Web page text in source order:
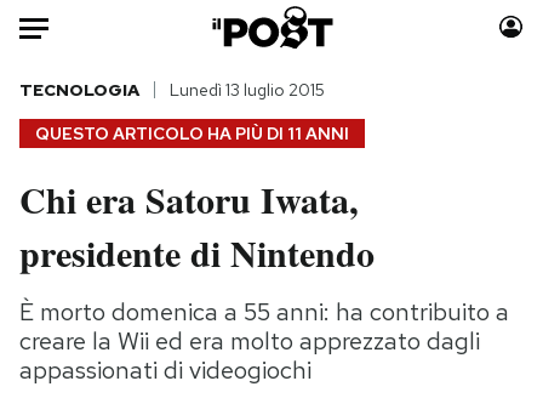
Auto
HOME
Italia
Politica
Tecnologia
Internet
Scienza
Moda
Consumismi
Storie/Idee
Ok Boomer!
Media
QUESTO ARTICOLO HA PIÙ DI 11 ANNI
TECNOLOGIA Lunedì 13 luglio 2015
Chi era Satoru Iwata,
presidente di Nintendo
È morto domenica a 55 anni: ha contribuito a
creare la Wii ed era molto apprezzato dagli
appassionati di videogiochi